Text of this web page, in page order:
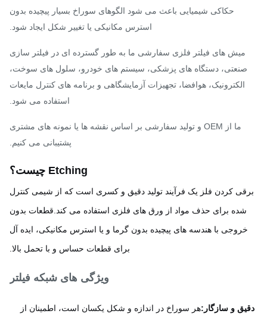
حکاکی شیمیایی باعث می شود الگوهای سوراخ بسیار پیچیده بدون
استرس مکانیکی یا تغییر شکل ایجاد شود.
میش های فیلتر فلزی سفارشی ما به طور گسترده ای در فیلتر سازی
صنعتی، دستگاه های پزشکی، سیستم های خودرو، سلول های سوخت،
الکترونیک، هوافضا، تجهیزات آزمایشگاهی و برنامه های کنترل مایعات
استفاده می شود.
ما از OEM و تولید سفارشی بر اساس نقشه ها یا نمونه های مشتری
پشتیبانی می کنیم.
Etching چيست؟
کردن فلز یک فرآیند تولید دقیق و کسری است که از شیمی کنترل
شده برای حذف مواد از ورق های فلزی استفاده می کند.قطعات بدون
خروجی با هندسه های پیچیده بدون گرما و یا استرس مکانیکی، ایده آل
برای قطعات حساس و با تحمل بالا.
ویژگی های شبکه فیلتر
و سازگار:هر سوراخ در اندازه و شکل یکسان است، اطمینان از